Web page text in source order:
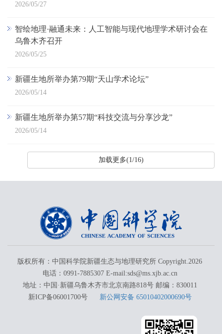
2026/05/27
智绘地理·融通未来：人工智能与现代地理学术研讨会在
乌鲁木齐召开
2026/05/25
新疆生地所举办第79期“天山学术论坛”
2026/05/14
新疆生地所举办第57期“科技交流与分享沙龙”
2026/05/14
加载更多(1/16)
版权所有：中国科学院新疆生态与地理研究所 Copyright.2026
电话：0991-7885307 E-mail:sds@ms.xjb.ac.cn
地址：中国·新疆乌鲁木齐市北京南路818号 邮编：830011
新ICP备06001700号 新公网安备 65010402000690号